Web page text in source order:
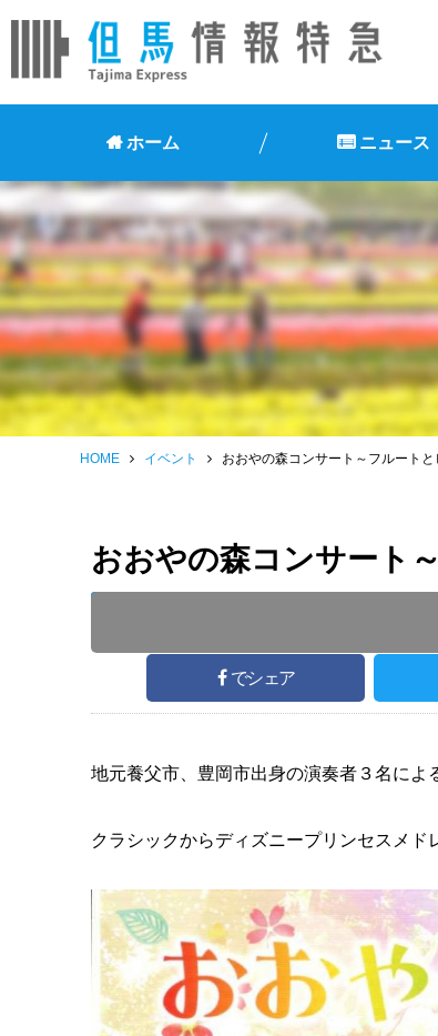
ホーム ニュース
HOME イベント おおやの森コンサート～フルートと
おおやの森コンサート
でシェア
地元養父市、豊岡市出身の演奏者３名によ
クラシックからディズニープリンセスメ